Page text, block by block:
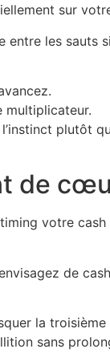
sur
les
multiplicateur.
plutôt
de
votre
de
la troisième
sans